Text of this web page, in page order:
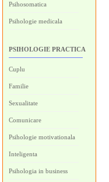
Psihosomatica
Psihologie medicala
PSIHOLOGIE PRACTICA
Cuplu
Familie
Sexualitate
Comunicare
Psihologie motivationala
Inteligenta
Psihologia in business